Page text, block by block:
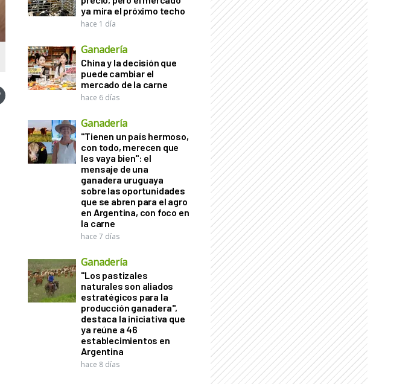
ya mira el próximo techo
hace 1 día
Ganadería
China y la decisión que
puede cambiar el
mercado de la carne
hace 6 días
Ganadería
"Tienen un país hermoso,
con todo, merecen que
les vaya bien": el
mensaje de una
ganadera uruguaya
sobre las oportunidades
que se abren para el agro
en Argentina, con foco en
la carne
hace 7 días
Ganadería
"Los pastizales
naturales son aliados
estratégicos para la
producción ganadera",
destaca la iniciativa que
ya reúne a 46
establecimientos en
Argentina
hace 8 días